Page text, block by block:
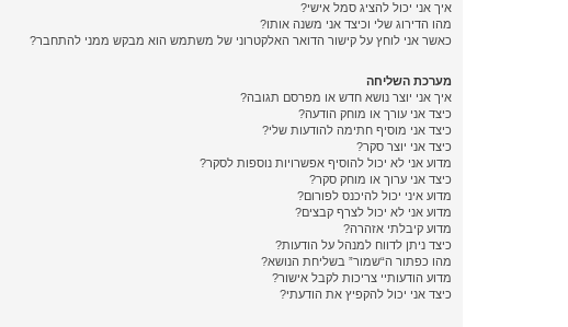
איך אני יכול להציג סמל אישי?
מהו הדירוג שלי וכיצד אני משנה אותו?
כאשר אני לוחץ על קישור הדואר האלקטרוני של משתמש הוא מבקש ממני להתחבר?
מערכת השליחה
איך אני יוצר נושא חדש או מפרסם תגובה?
כיצד אני עורך או מוחק הודעה?
כיצד אני מוסיף חתימה להודעות שלי?
כיצד אני יוצר סקר?
מדוע אני לא יכול להוסיף אפשרויות נוספות לסקר?
כיצד אני ערוך או מוחק סקר?
מדוע איני יכול להיכנס לפורום?
מדוע אני לא יכול לצרף קבצים?
מדוע קיבלתי אזהרה?
כיצד ניתן לדווח למנהל על הודעות?
מהו כפתור ה“שמור” בשליחת הנושא?
מדוע הודעותיי צריכות לקבל אישור?
כיצד אני יכול להקפיץ את הודעתי?